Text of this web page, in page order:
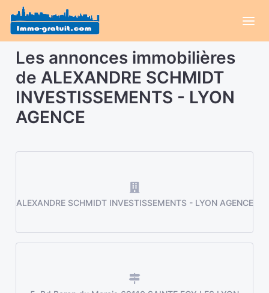
Les annonces immobilières
de ALEXANDRE SCHMIDT
INVESTISSEMENTS - LYON
AGENCE
ALEXANDRE SCHMIDT INVESTISSEMENTS - LYON AGENCE